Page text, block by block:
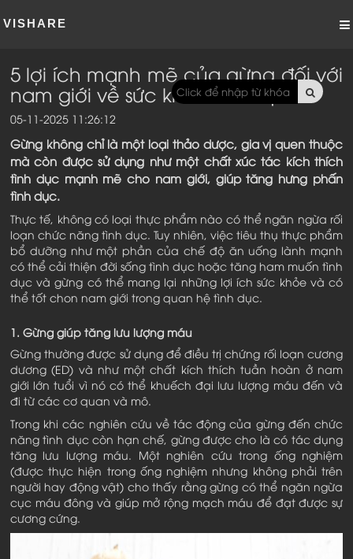
VISHARE
5 lợi ích mạnh mẽ của gừng đối với
nam giới về sức khỏe tình dục
05-11-2025 11:26:12
Gừng không chỉ là một loại thảo dược, gia vị quen thuộc
mà còn được sử dụng như một chất xúc tác kích thích
tình dục mạnh mẽ cho nam giới, giúp tăng hưng phấn
tình dục.
Thực tế, không có loại thực phẩm nào có thể ngăn ngừa rối
loạn chức năng tình dục. Tuy nhiên, việc tiêu thụ thực phẩm
bổ dưỡng như một phần của chế độ ăn uống lành mạnh
có thể cải thiện đời sống tình dục hoặc tăng ham muốn tình
dục và gừng có thể mang lại những lợi ích sức khỏe và có
thể tốt chon nam giới trong quan hệ tình dục.
1. Gừng giúp tăng lưu lượng máu
Gừng thường được sử dụng để điều trị chứng rối loạn cương
dương (ED) và như một chất kích thích tuần hoàn ở nam
giới lớn tuổi vì nó có thể khuếch đại lưu lượng máu đến và
đi từ các cơ quan và mô.
Trong khi các nghiên cứu về tác động của gừng đến chức
năng tình dục còn hạn chế, gừng được cho là có tác dụng
tăng lưu lượng máu. Một nghiên cứu trong ống nghiệm
(được thực hiện trong ống nghiệm nhưng không phải trên
người hay động vật) cho thấy rằng gừng có thể ngăn ngừa
cục máu đông và giúp mở rộng mạch máu để đạt được sự
cương cứng.